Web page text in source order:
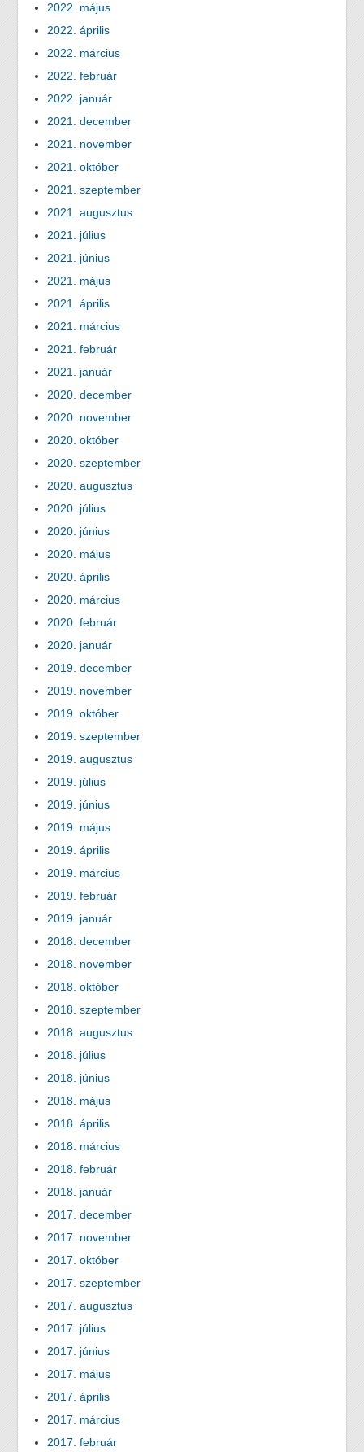
2022. május
2022. április
2022. március
2022. február
2022. január
2021. december
2021. november
2021. október
2021. szeptember
2021. augusztus
2021. július
2021. június
2021. május
2021. április
2021. március
2021. február
2021. január
2020. december
2020. november
2020. október
2020. szeptember
2020. augusztus
2020. július
2020. június
2020. május
2020. április
2020. március
2020. február
2020. január
2019. december
2019. november
2019. október
2019. szeptember
2019. augusztus
2019. július
2019. június
2019. május
2019. április
2019. március
2019. február
2019. január
2018. december
2018. november
2018. október
2018. szeptember
2018. augusztus
2018. július
2018. június
2018. május
2018. április
2018. március
2018. február
2018. január
2017. december
2017. november
2017. október
2017. szeptember
2017. augusztus
2017. július
2017. június
2017. május
2017. április
2017. március
2017. február